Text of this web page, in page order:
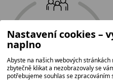
Nastavení cookies –
naplno
Abyste na našich webových
zbytečně klikat a nezobrazovaly se
potřebujeme souhlas se zpracováním